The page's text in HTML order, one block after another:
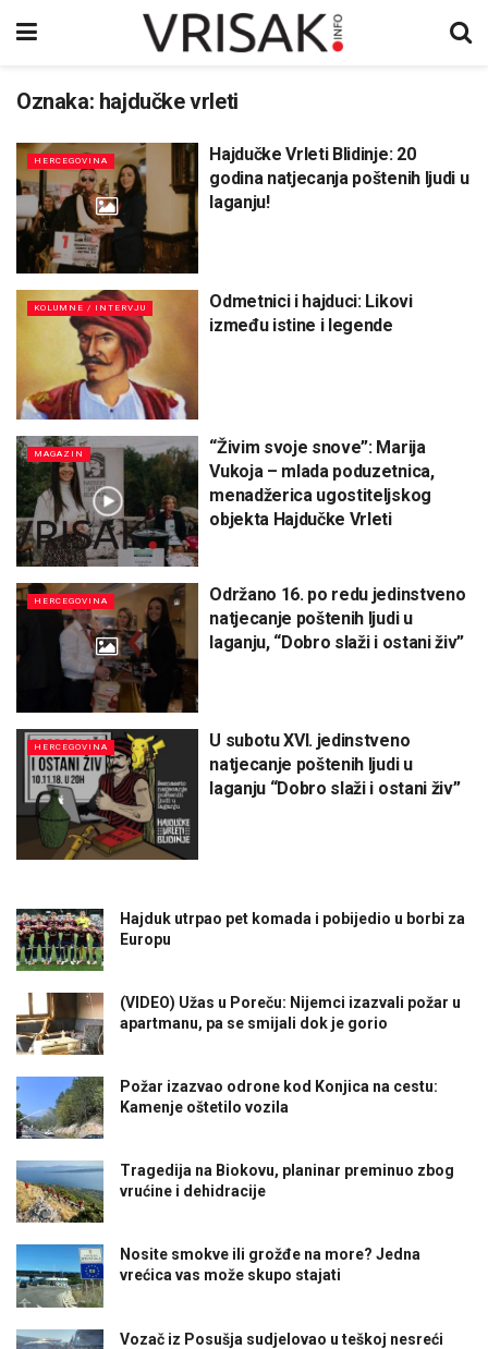
Oznaka: hajdučke vrleti
HERCEGOVINA
Hajdučke Vrleti Blidinje: 20
godina natjecanja poštenih ljudi u
laganju!
KOLUMNE / INTERVJU
Odmetnici i hajduci: Likovi
između istine i legende
MAGAZIN
“Živim svoje snove”: Marija
Vukoja – mlada poduzetnica,
menadžerica ugostiteljskog
objekta Hajdučke Vrleti
HERCEGOVINA
Održano 16. po redu jedinstveno
natjecanje poštenih ljudi u
laganju, “Dobro slaži i ostani živ”
HERCEGOVINA
U subotu XVI. jedinstveno
natjecanje poštenih ljudi u
laganju “Dobro slaži i ostani živ”
Hajduk utrpao pet komada i pobijedio u borbi za
Europu
(VIDEO) Užas u Poreču: Nijemci izazvali požar u
apartmanu, pa se smijali dok je gorio
Požar izazvao odrone kod Konjica na cestu:
Kamenje oštetilo vozila
Tragedija na Biokovu, planinar preminuo zbog
vrućine i dehidracije
Nosite smokve ili grožđe na more? Jedna
vrećica vas može skupo stajati
Vozač iz Posušja sudjelovao u teškoj nesreći